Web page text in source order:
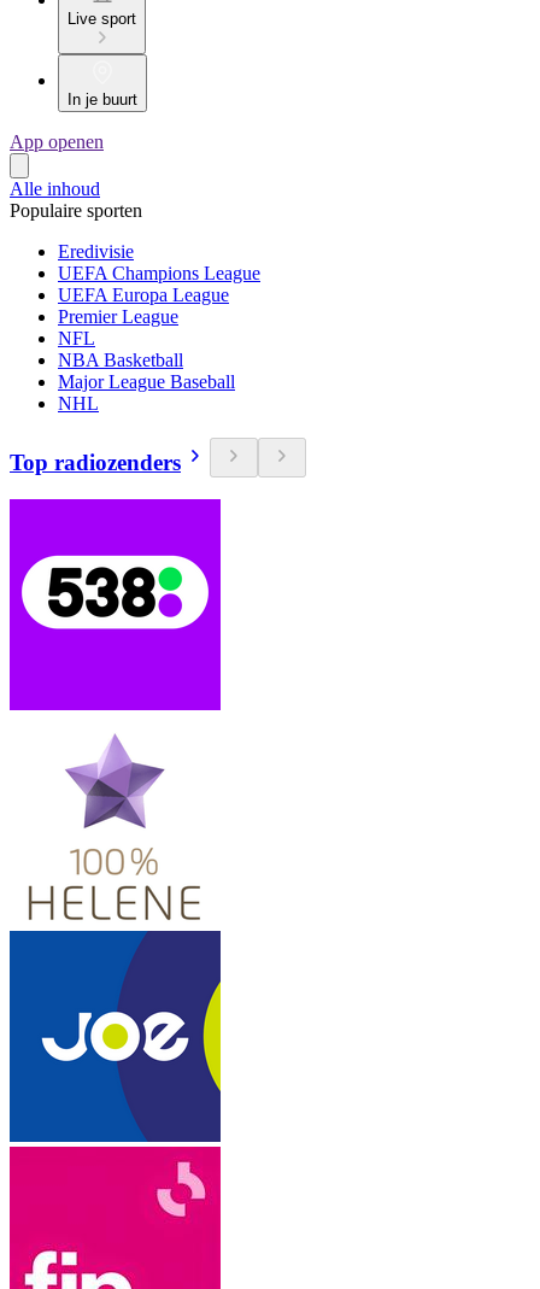
Live sport
In je buurt
App openen
Alle inhoud
Populaire sporten
Eredivisie
UEFA Champions League
UEFA Europa League
Premier League
NFL
NBA Basketball
Major League Baseball
NHL
Top radiozenders